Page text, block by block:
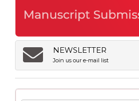
NEWSLETTER
Join us our e-mail list